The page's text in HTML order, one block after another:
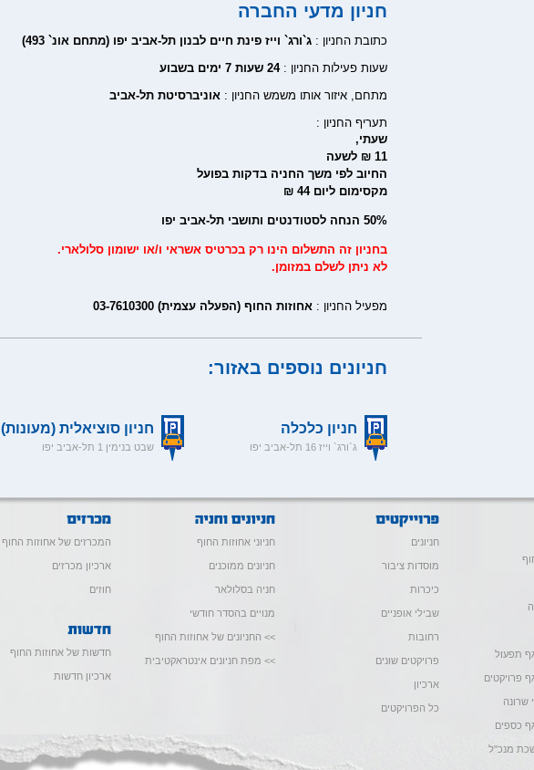
חניון מדעי החברה
כתובת החניון : ג`ורג` וייז פינת חיים לבנון תל-אביב יפו (מתחם אונ` 493)
שעות פעילות החניון :24 שעות 7 ימים בשבוע
מתחם, איזור אותו משמש החניון : אוניברסיטת תל-אביב
תעריף החניון :
שעתי,
11 ₪ לשעה
החיוב לפי משך החניה בדקות בפועל
מקסימום ליום 44 ₪
50% הנחה לסטודנטים ותושבי תל-אביב יפו
בחניון זה התשלום הינו רק בכרטיס אשראי ו/או ישומון סלולארי.
לא ניתן לשלם במזומן.
מפעיל החניון : אחוזות החוף (הפעלה עצמית) 03-7610300
חניונים נוספים באזור:
חניון כלכלה
ג`ורג` וייז 16 תל-אביב יפו
חניון סוציאלית (מעונות)
שבט בנימין 1 תל-אביב יפו
תפעול
פרויקטים
שרונה
כספים
מנכ"ל
חניונים
מוסדות ציבור
כיכרות
שבילי אופניים
רחובות
פרויקטים שונים
ארכיון
כל הפרויקטים
חניוני אחוזות החוף
חניונים ממוכנים
חניה בסלולאר
מנויים בהסדר חודשי
>> החניונים של אחוזות החוף
>> מפת חניונים אינטראקטיבית
המכרזים של אחוזות החוף
ארכיון מכרזים
חוזים
חדשות של אחוזות החוף
ארכיון חדשות